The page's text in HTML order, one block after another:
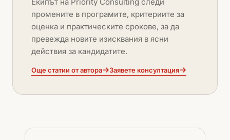
Екипът на Priority Consulting следи
промените в програмите, критериите за
оценка и практическите срокове, за да
превежда новите изисквания в ясни
действия за кандидатите.
Още статии от автора Заявете консултация